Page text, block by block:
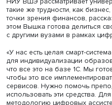
должен носить
на обеспечение
достаточности в новых
Нарукавников.
По его словам, в
IT-экспертизы для выбора
цифровой трансформации.
единого реестра
разрабатывают вузы и
необходимо